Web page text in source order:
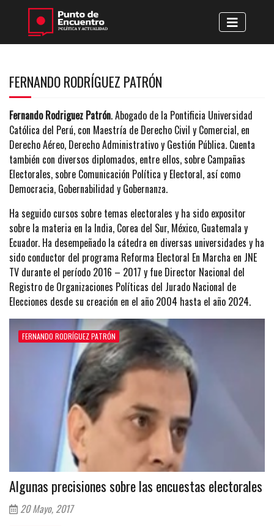
FERNANDO RODRÍGUEZ PATRÓN
Fernando Rodriguez Patrón. Abogado de la Pontificia Universidad
Católica del Perú, con Maestría de Derecho Civil y Comercial, en
Derecho Aéreo, Derecho Administrativo y Gestión Pública. Cuenta
también con diversos diplomados, entre ellos, sobre Campañas
Electorales, sobre Comunicación Política y Electoral, así como
Democracia, Gobernabilidad y Gobernanza.
Ha seguido cursos sobre temas electorales y ha sido expositor
sobre la materia en la India, Corea del Sur, México, Guatemala y
Ecuador. Ha desempeñado la cátedra en diversas universidades y ha
sido conductor del programa Reforma Electoral En Marcha en JNE
TV durante el período 2016 – 2017 y fue Director Nacional del
Registro de Organizaciones Políticas del Jurado Nacional de
Elecciones desde su creación en el año 2004 hasta el año 2024.
FERNANDO RODRÍGUEZ PATRÓN
Algunas precisiones sobre las encuestas electorales
20 Mayo, 2017